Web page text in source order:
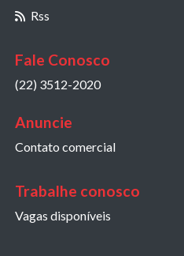
Rss
Fale Conosco
(22) 3512-2020
Anuncie
Contato comercial
Trabalhe conosco
Vagas disponíveis